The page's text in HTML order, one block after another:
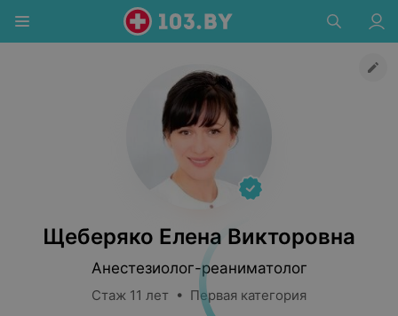
Щеберяко Елена Викторовна
Анестезиолог-реаниматолог
Стаж 11 лет • Первая категория